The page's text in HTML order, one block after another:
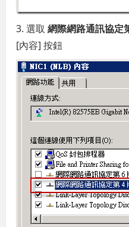
3. 選取網際網路通訊協定
[內容] 按鈕